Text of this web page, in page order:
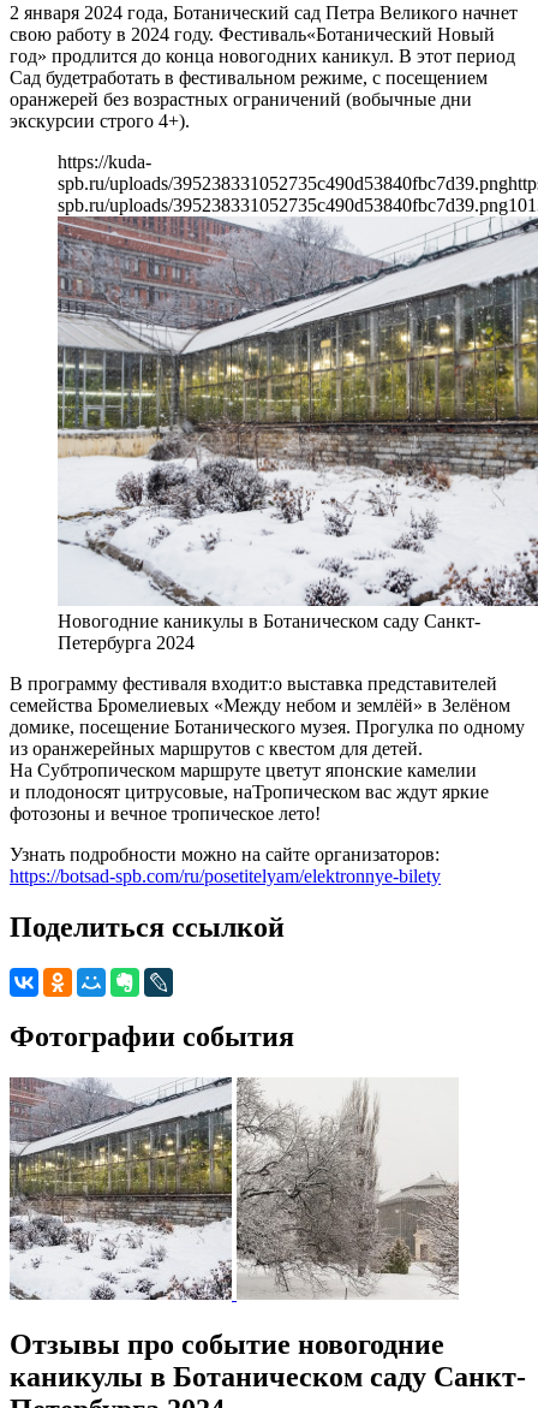
2 января 2024 года, Ботанический сад Петра Великого начнет
свою работу в 2024 году. Фестиваль«Ботанический Новый
год» продлится до конца новогодних каникул. В этот период
Сад будетработать в фестивальном режиме, с посещением
оранжерей без возрастных ограничений (вобычные дни
экскурсии строго 4+).
https://kuda-
spb.ru/uploads/395238331052735c490d53840fbc7d39.png
spb.ru/uploads/395238331052735c490d53840fbc7d39.png
Новогодние каникулы в Ботаническом саду Санкт-
Петербурга 2024
В программу фестиваля входит:o выставка представителей
семейства Бромелиевых «Между небом и землёй» в Зелёном
домике, посещение Ботанического музея. Прогулка по одному
из оранжерейных маршрутов с квестом для детей.
На Субтропическом маршруте цветут японские камелии
и плодоносят цитрусовые, наТропическом вас ждут яркие
фотозоны и вечное тропическое лето!
Узнать подробности можно на сайте организаторов:
https://botsad-spb.com/ru/posetitelyam/elektronnye-bilety
Поделиться ссылкой
Фотографии события
Отзывы про событие новогодние
каникулы в Ботаническом саду Санкт-